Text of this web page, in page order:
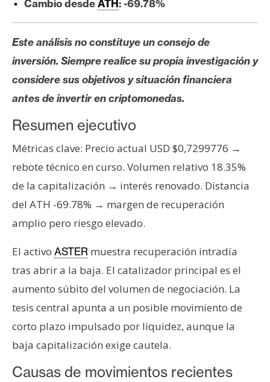
A
á
l
s
i
s
N
o
a
d
e
P
r
n
s
Cambio desdeATH: -69.78%
Este análisis no constituye un consejo de
inversión. Siempre realice su propia investigación y
considere sus objetivos y situación financiera
antes de invertir en criptomonedas.
Resumen ejecutivo
Métricas clave: Precio actual USD $0,7299776 →
rebote técnico en curso. Volumen relativo 18.35%
de la capitalización → interés renovado. Distancia
del ATH -69.78% → margen de recuperación
amplio pero riesgo elevado.
El activo ASTER muestra recuperación intradía
tras abrir a la baja. El catalizador principal es el
aumento súbito del volumen de negociación. La
tesis central apunta a un posible movimiento de
corto plazo impulsado por liquidez, aunque la
baja capitalización exige cautela.
Causas de movimientos recientes